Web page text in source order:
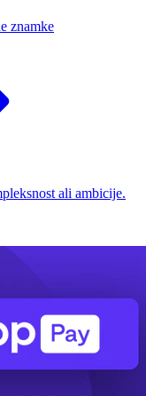
znamke
ali ambicije.